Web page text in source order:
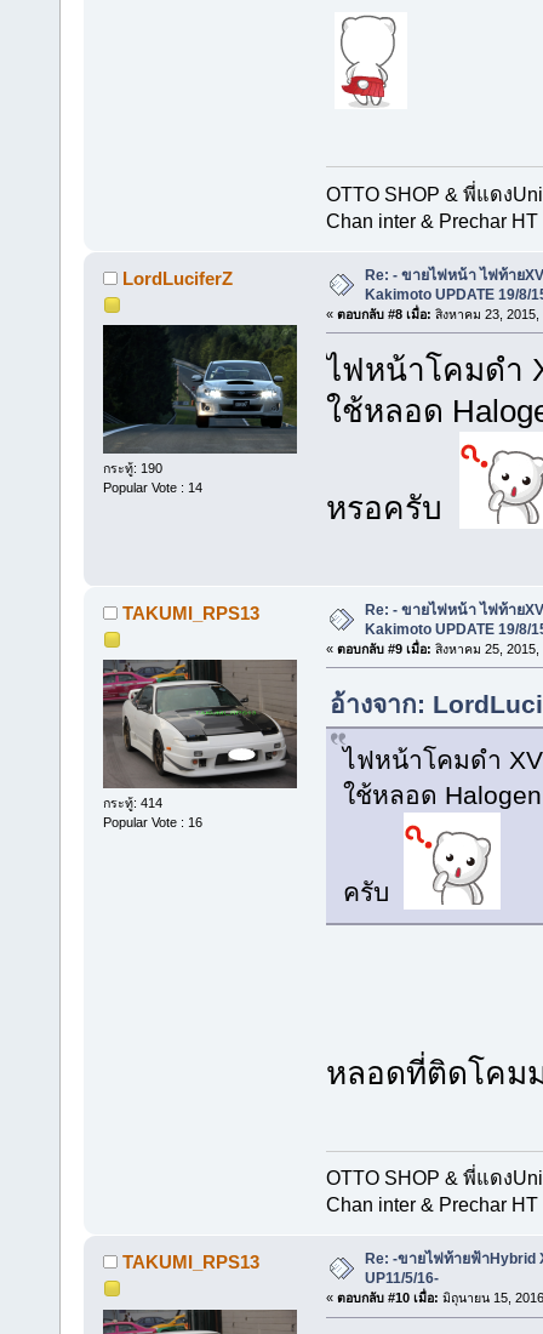
OTTO SHOP & พี่แดง
Chan inter & Prechar
LordLuciferZ
กระทู้: 190
Popular Vote : 14
Re: - ขายไฟหน้า ไฟท้าย
Kakimoto UPDATE 19/8/
« ตอบกลับ #8 เมื่อ: สิงหาคม 23, 2015,
ไฟหน้าโคมดำ
ใช้หลอด
หรอครับ
TAKUMI_RPS13
กระทู้: 414
Popular Vote : 16
Re: - ขายไฟหน้า ไฟท้าย
Kakimoto UPDATE 19/8/
« ตอบกลับ #9 เมื่อ: สิงหาคม 25, 2015,
อ้างจาก:
ไฟหน้าโคมดำ
ใช้หลอด
ครับ
หลอดที่ติดโคม
OTTO SHOP & พี่แดง
Chan inter & Prechar
TAKUMI_RPS13
Re: -ขายไฟท้ายฟ้าHybrid
UP11/5/16-
« ตอบกลับ #10 เมื่อ: มิถุนายน 15,